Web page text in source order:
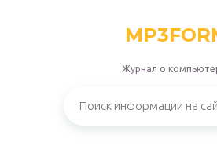
Журнал о